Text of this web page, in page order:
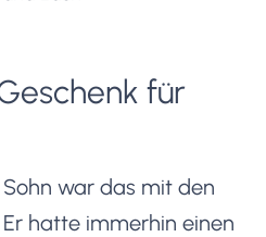
für
war das mit den
hatte immerhin einen